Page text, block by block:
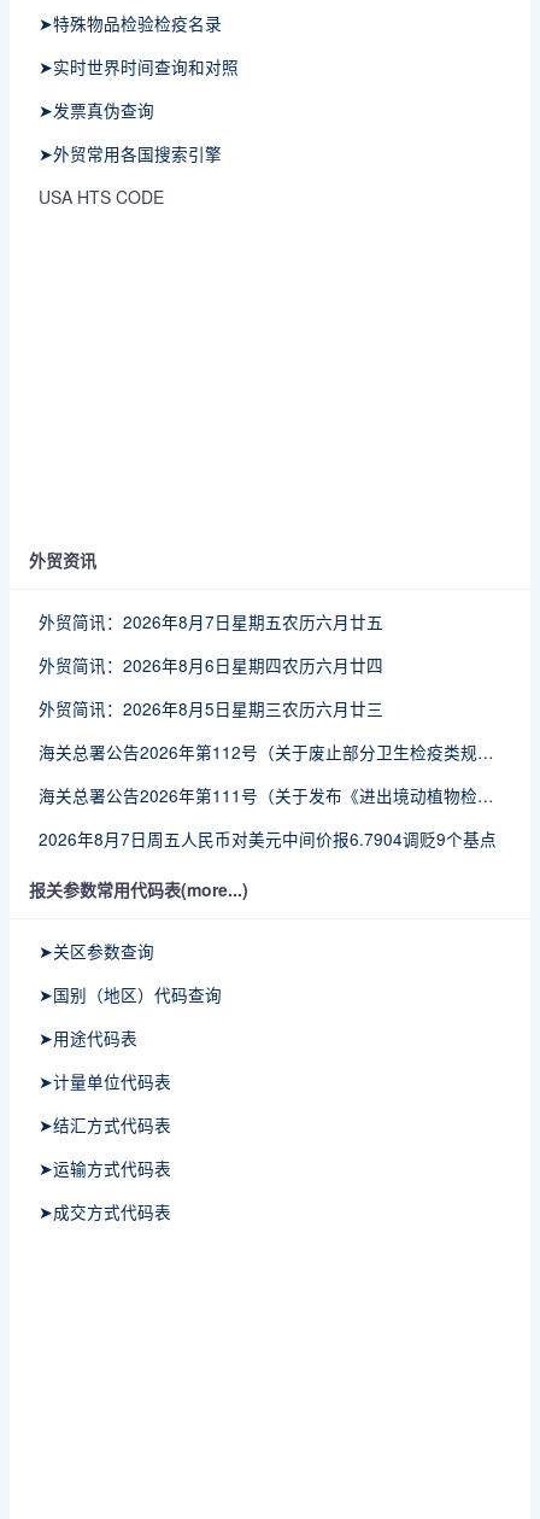
➤特殊物品检验检疫名录
➤实时世界时间查询和对照
➤发票真伪查询
➤外贸常用各国搜索引擎
USA HTS CODE
外贸资讯
外贸简讯：2026年8月7日星期五农历六月廿五
外贸简讯：2026年8月6日星期四农历六月廿四
外贸简讯：2026年8月5日星期三农历六月廿三
海关总署公告2026年第112号（关于废止部分卫生检疫类规范性文件的公告）
海关总署公告2026年第111号（关于发布《进出境动植物检疫处理监督管理工作规定》《进出境卫生处理监督管理工作规定》的公告）
2026年8月7日周五人民币对美元中间价报6.7904调贬9个基点
报关参数常用代码表(more...)
➤关区参数查询
➤国别（地区）代码查询
➤用途代码表
➤计量单位代码表
➤结汇方式代码表
➤运输方式代码表
➤成交方式代码表